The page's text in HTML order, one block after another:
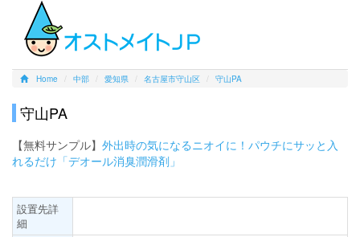
Home 中部 愛知県 名古屋市守山区 守山PA
守山PA
【無料サンプル】 外出時の気になるニオイに！パウチにサッと入
れるだけ「デオール消臭潤滑剤」
設置先詳
細